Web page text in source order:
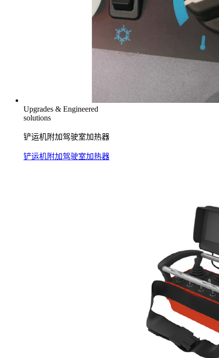
Upgrades & Engineered
solutions
铲运机附加驾驶室加热器
铲运机附加驾驶室加热器